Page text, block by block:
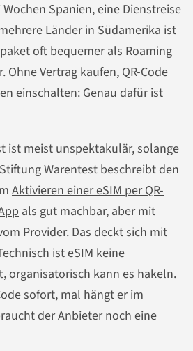
Spanien, eine Dienstreise
Länder in Südamerika ist
oft bequemer als Roaming
Vertrag kaufen, QR-Code
einschalten: Genau dafür ist
ist meist unspektakulär, solange
Warentest beschreibt den
Aktivieren einer eSIM per QR-
als gut machbar, aber mit
Provider. Das deckt sich mit
ist eSIM keine
organisatorisch kann es hakeln.
sofort, mal hängt er im
der Anbieter noch eine